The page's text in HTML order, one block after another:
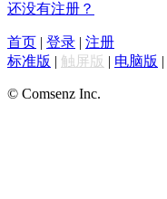
还没有注册？
首页 | 登录 | 注册
标准版 | 触屏版 | 电脑版 |
© Comsenz Inc.